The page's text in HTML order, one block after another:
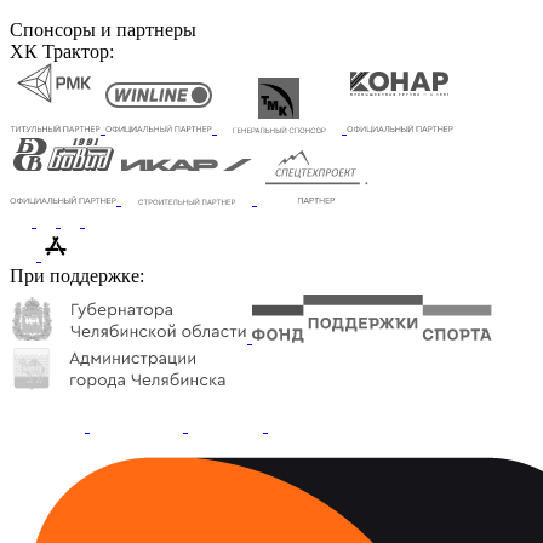
Спонсоры и партнеры
ХК Трактор:
При поддержке: